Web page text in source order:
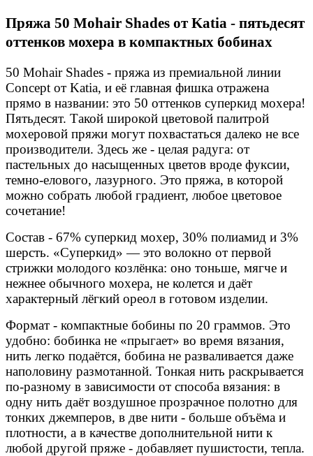
Пряжа 50 Mohair Shades от Katia - пятьдесят
оттенков мохера в компактных бобинах
50 Mohair Shades - пряжа из премиальной линии
Concept от Katia, и её главная фишка отражена
прямо в названии: это 50 оттенков суперкид мохера!
Пятьдесят. Такой широкой цветовой палитрой
мохеровой пряжи могут похвастаться далеко не все
производители. Здесь же - целая радуга: от
пастельных до насыщенных цветов вроде фуксии,
темно-елового, лазурного. Это пряжа, в которой
можно собрать любой градиент, любое цветовое
сочетание!
Состав - 67% суперкид мохер, 30% полиамид и 3%
шерсть. «Суперкид» — это волокно от первой
стрижки молодого козлёнка: оно тоньше, мягче и
нежнее обычного мохера, не колется и даёт
характерный лёгкий ореол в готовом изделии.
Формат - компактные бобины по 20 граммов. Это
удобно: бобинка не «прыгает» во время вязания,
нить легко подаётся, бобина не разваливается даже
наполовину размотанной. Тонкая нить раскрывается
по-разному в зависимости от способа вязания: в
одну нить даёт воздушное прозрачное полотно для
тонких джемперов, в две нити - больше объёма и
плотности, а в качестве дополнительной нити к
любой другой пряже - добавляет пушистости, тепла.